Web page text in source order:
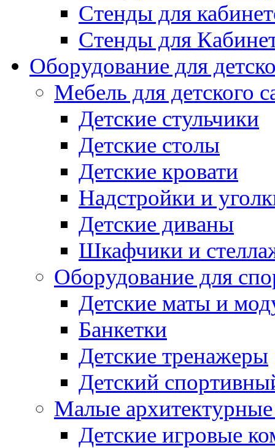
Стенды для
Стенды для
Оборудование для
Мебель для детского
Детские стульчики
Детские столы
Детские кровати
Надстройки и
Детские диваны
Шкафчики и
Оборудование для
Детские маты и
Банкетки
Детские тренажеры
Детский
Малые
Детские игровые